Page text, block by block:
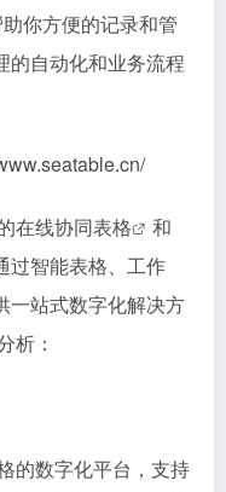
你方便的记录和管
的自动化和业务流程
在线协同表格
和
过智能表格、工作
一站式数字化解决方
析：
的数字化平台，支持